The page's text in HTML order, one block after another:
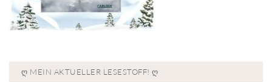
Ღ MEIN AKTUELLER LESESTOFF! Ღ